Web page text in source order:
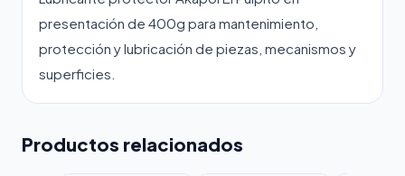
presentación de 400g para mantenimiento,
protección y lubricación de piezas, mecanismos y
superficies.
Productos relacionados